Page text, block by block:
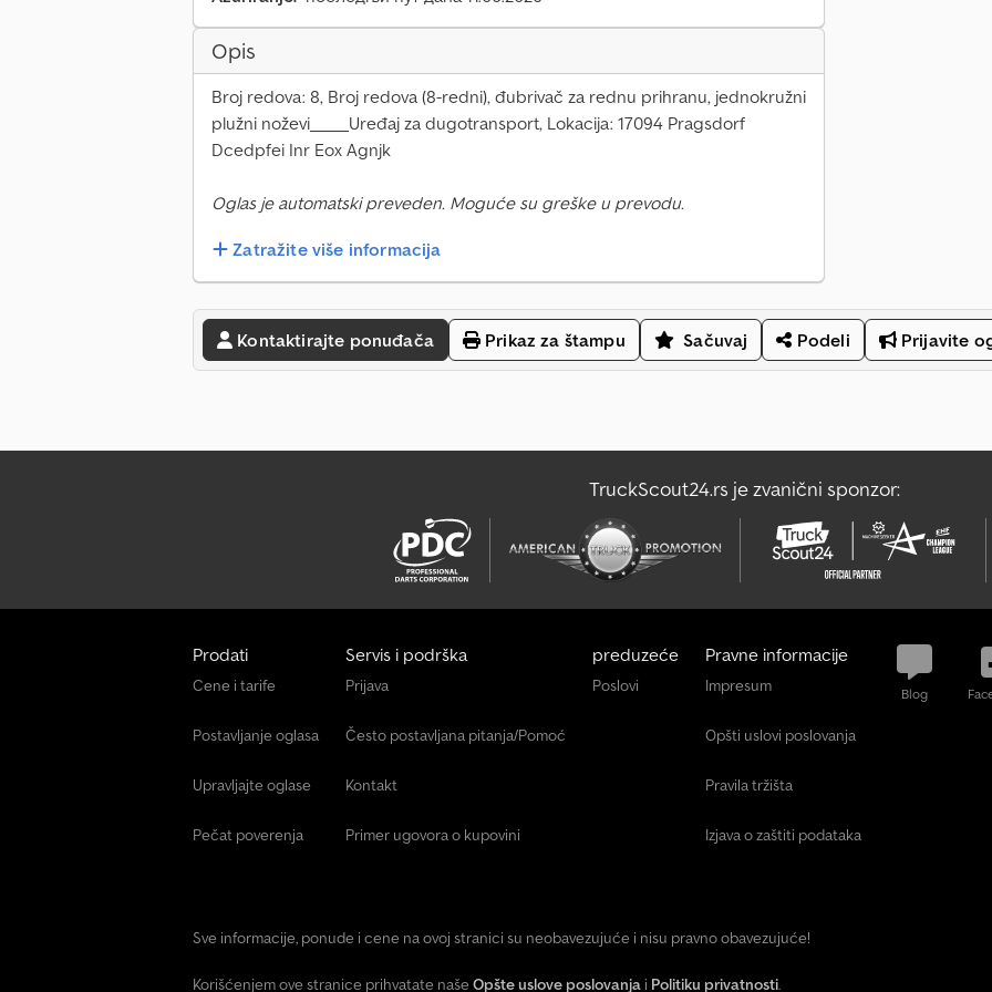
Opis
Broj redova: 8, Broj redova (8-redni), đubrivač za rednu prihranu, jednokružni
plužni noževi_____Uređaj za dugotransport, Lokacija: 17094 Pragsdorf
Dcedpfei Inr Eox Agnjk
Oglas je automatski preveden. Moguće su greške u prevodu.
Zatražite više informacija
Kontaktirajte ponuđača Prikaz za štampu Sačuvaj Podeli Prijavite
TruckScout24.rs je zvanični sponzor:
Prodati
Cene i tarife
Postavljanje oglasa
Upravljajte oglase
Pečat poverenja
Servis i podrška
Prijava
Često postavljana pitanja/Pomoć
Kontakt
Primer ugovora o kupovini
preduzeće
Poslovi
Pravne informacije
Impresum
Opšti uslovi poslovanja
Pravila tržišta
Izjava o zaštiti podataka
Blog
Sve informacije, ponude i cene na ovoj stranici su neobavezujuće i nisu pravno obavezujuće!
Korišćenjem ove stranice prihvatate naše Opšte uslove poslovanja i Politiku privatnosti.